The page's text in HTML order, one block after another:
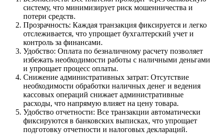
систему, что минимизирует риск мошенничества и
потери средств.
Прозрачность: Каждая транзакция фиксируется и легко
отслеживается, что упрощает бухгалтерский учет и
контроль за финансами.
Удобство: Оплата по безналичному расчету позволяет
избежать необходимости работы с наличными деньгами
и упрощает процесс оплаты.
Снижение административных затрат: Отсутствие
необходимости обработки наличных денег и ведения
кассовых операций снижает административные
расходы, что напрямую влияет на цену товара.
Удобство отчетности: Все транзакции автоматически
фиксируются в банковских выписках, что упрощает
подготовку отчетности и налоговых деклараций.